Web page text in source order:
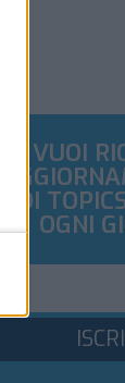
VUOI
TUOI
OGNI